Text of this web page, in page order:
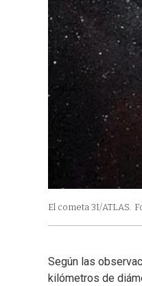
El cometa 3I/ATLAS.
Según las
kilómetros de